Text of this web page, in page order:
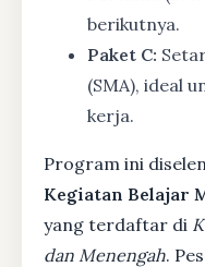
berikutnya.
Paket C:
(SMA), ideal
kerja.
Program ini
Kegiatan Belajar
yang terdaftar di
dan Menengah.